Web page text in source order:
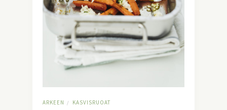
ARKEEN / KASVISRUOAT